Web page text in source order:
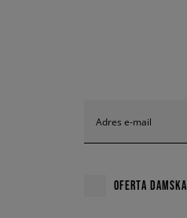
Adres e-mail
OFERTA DAMSKA